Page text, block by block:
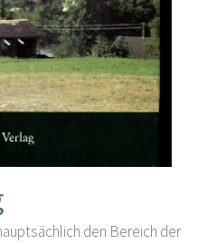
den Bereich der